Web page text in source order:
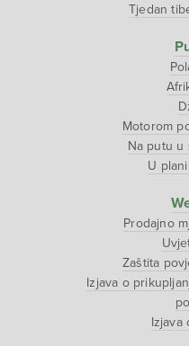
Tjedan
Motorom
Na putu u
U
Prodajno
Zaštita
Izjava o
Izjava